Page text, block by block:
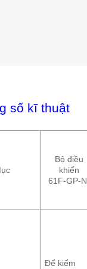
số kĩ thuật
Bộ điều
khiển
61F-GP-N
Để kiểm